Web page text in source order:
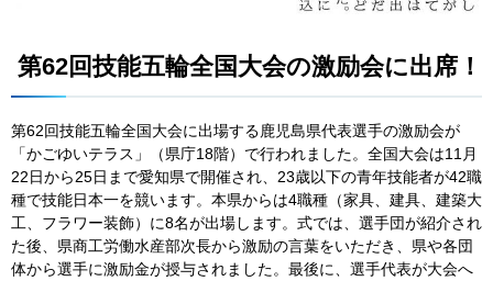
第62回技能五輪全国大会の激励会に出席！
第62回技能五輪全国大会に出場する鹿児島県代表選手の激励会が
「かごゆいテラス」（県庁18階）で行われました。全国大会は11月
22日から25日まで愛知県で開催され、23歳以下の青年技能者が42職
種で技能日本一を競います。本県からは4職種（家具、建具、建築大
工、フラワー装飾）に8名が出場します。式では、選手団が紹介され
た後、県商工労働水産部次長から激励の言葉をいただき、県や各団
体から選手に激励金が授与されました。最後に、選手代表が大会へ